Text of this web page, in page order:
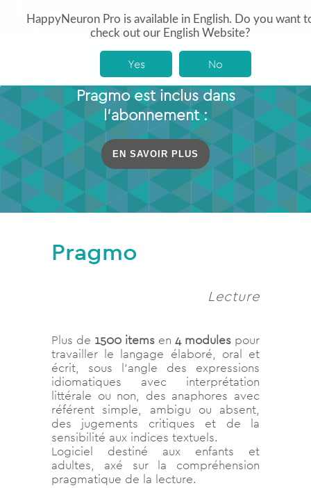
Pragmo est inclus dans
l’abonnement :
EN SAVOIR PLUS
Pragmo
Lecture
Plus de 1500 items en 4 modules pour
travailler le langage élaboré, oral et
écrit, sous l’angle des expressions
idiomatiques avec interprétation
littérale ou non, des anaphores avec
référent simple, ambigu ou absent,
des jugements critiques et de la
sensibilité aux indices textuels.
Logiciel destiné aux enfants et
adultes, axé sur la compréhension
pragmatique de la lecture.
HappyNeuron Pro is available in English. Do you want
check out our English Website?
Yes No